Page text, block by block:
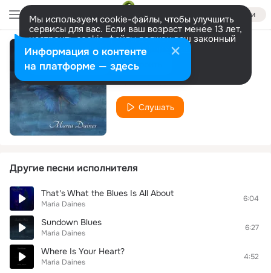
Войти
Мы используем cookie-файлы, чтобы улучшить
сервисы для вас. Если ваш возраст менее 13 лет,
настроить cookie-файлы должен ваш законный
представитель. Больше информации
Разрешить все Настроить
Loretta
Maria Daines
Слушать
Другие песни исполнителя
That's What the Blues Is All About
Maria Daines
6:04
Sundown Blues
Maria Daines
6:27
Where Is Your Heart?
Maria Daines
4:52
Информация о контенте
на платформе — здесь